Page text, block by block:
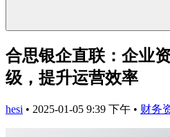
合思银企直联：企业
级，提升运营效率
hesi • 2025-01-05 9:39 下午 • 财务